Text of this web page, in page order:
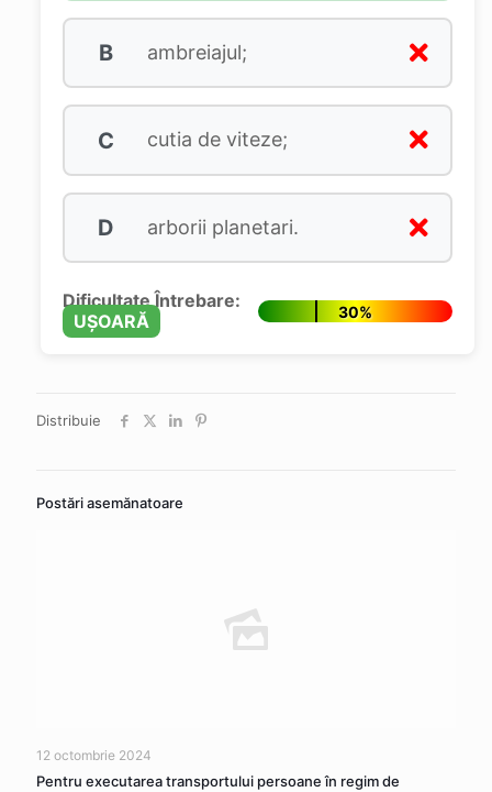
B ambreiajul;
C cutia de viteze;
D arborii planetari.
Dificultate Întrebare:
UȘOARĂ
30%
Distribuie
Postări asemănatoare
12 octombrie 2024
Pentru executarea transportului persoane în regim de